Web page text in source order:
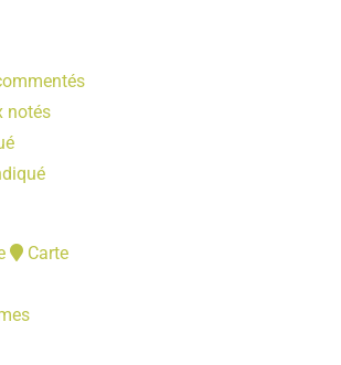
notés
Carte